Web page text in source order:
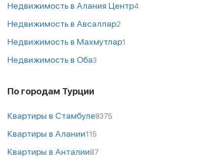
Недвижимость в Алания Центр4
Недвижимость в Авсаллар2
Недвижимость в Махмутлар1
Недвижимость в Оба3
По городам Турции
Квартиры в Стамбуле8375
Квартиры в Алании115
Квартиры в Анталии87